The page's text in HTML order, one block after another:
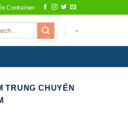
Container
-
TRUNG CHUYỂN